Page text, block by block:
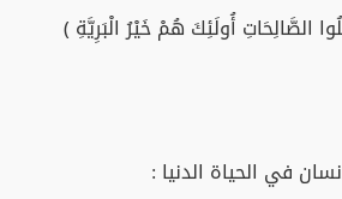
الصَّالِحَاتِ أُولَئِكَ هُمْ خَيْرُ الْبَرِيَّةِ ﴾
في الحياة الدنيا :